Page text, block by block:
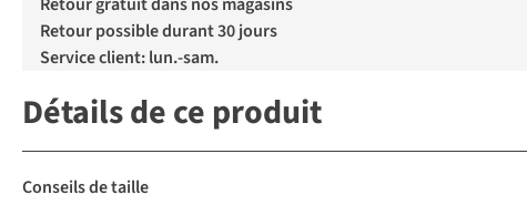
Retour possible durant 30 jours
Service client: lun.-sam.
Détails de ce produit
Conseils de taille